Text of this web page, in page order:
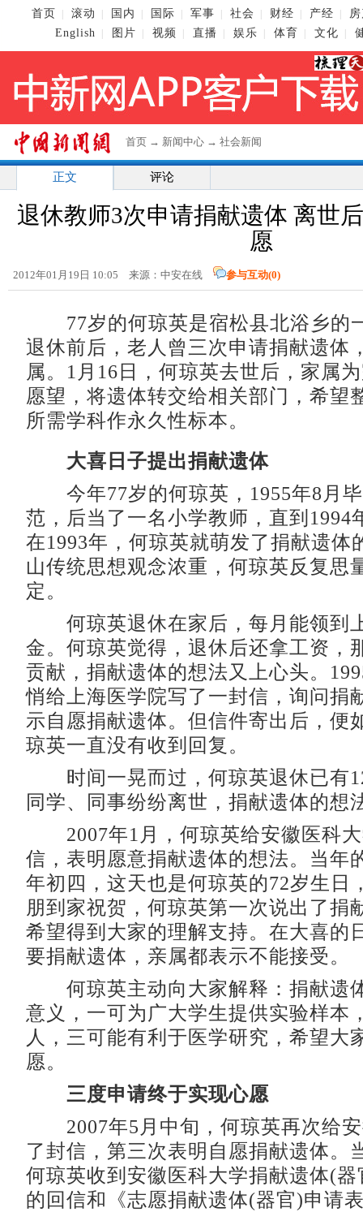
首页 滚动 国内 国际 军事 社会 财经 产经
English
图片 视频 直播 娱乐 体育 文化
首页 → 新闻中心 → 社会新闻
正文 评论
退休教师3次申请捐献遗体 离世
愿
2012年01月19日 10:05 来源：中安在线 参与互动(0)
77岁的何琼英是宿松县北浴乡的
退休前后，老人曾三次申请捐献遗体
属。1月16日，何琼英去世后，家属
愿望，将遗体转交给相关部门，希望
所需学科作永久性标本。
大喜日子提出捐献遗体
今年77岁的何琼英，1955年8月毕
范，后当了一名小学教师，直到1994
在1993年，何琼英就萌发了捐献遗体
山传统思想观念浓重，何琼英反复思
定。
何琼英退休在家后，每月能领到
金。何琼英觉得，退休后还拿工资，
贡献，捐献遗体的想法又上心头。
悄给上海医学院写了一封信，询问捐
示自愿捐献遗体。但信件寄出后，便
琼英一直没有收到回复。
时间一晃而过，何琼英退休已有
同学、同事纷纷离世，捐献遗体的想
2007年1月，何琼英给安徽医科大
信，表明愿意捐献遗体的想法。当年
年初四，这天也是何琼英的72岁生日
朋到家祝贺，何琼英第一次说出了捐
希望得到大家的理解支持。在大喜的
要捐献遗体，亲属都表示不能接受。
何琼英主动向大家解释：捐献遗
意义，一可为广大学生提供实验样本
人，三可能有利于医学研究，希望大
愿。
三度申请终于实现心愿
2007年5月中旬，何琼英再次给安
了封信，第三次表明自愿捐献遗体。
何琼英收到安徽医科大学捐献遗体(
的回信和《志愿捐献遗体(器官)申请